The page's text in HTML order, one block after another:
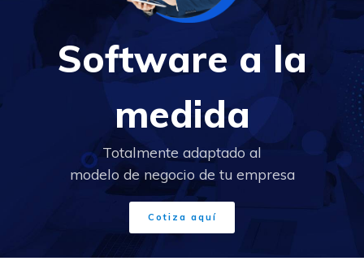
Software a la
medida
Totalmente adaptado al
modelo de negocio de tu empresa
Cotiza aquí